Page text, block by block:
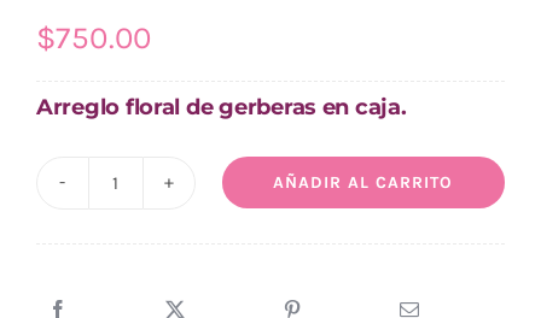
$750.00
Arreglo floral de gerberas en caja.
AÑADIR AL CARRITO